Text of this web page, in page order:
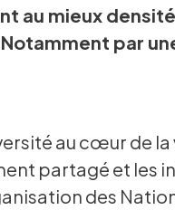
au mieux
par
au cœur de la
partagé et les
des